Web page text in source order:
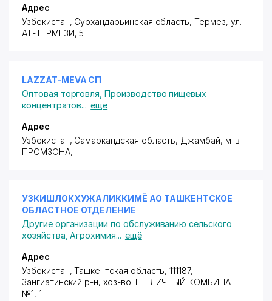
Адрес
Узбекистан, Сурхандарьинская область, Термез, ул.
АТ-ТЕРМЕЗИ, 5
LAZZAT-MEVA СП
Оптовая торговля ,Производство пищевых
концентратов... ещё
Адрес
Узбекистан, Самаркандская область, Джамбай, м-в
ПРОМЗОНА,
УЗКИШЛОКХУЖАЛИККИМЁ АО ТАШКЕНТСКОЕ
ОБЛАСТНОЕ ОТДЕЛЕНИЕ
Другие организации по обслуживанию сельского
хозяйства ,Агрохимия... ещё
Адрес
Узбекистан, Ташкентская область, 111187,
Зангиатинский р-н,хоз-во ТЕПЛИЧНЫЙ КОМБИНАТ
№1, 1